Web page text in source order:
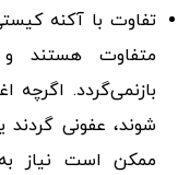
تفاوت با آکنه
متفاوت هستند
بازنمی‌گردد. اگرچه
شوند، عفونی گردند
ممکن است نیاز